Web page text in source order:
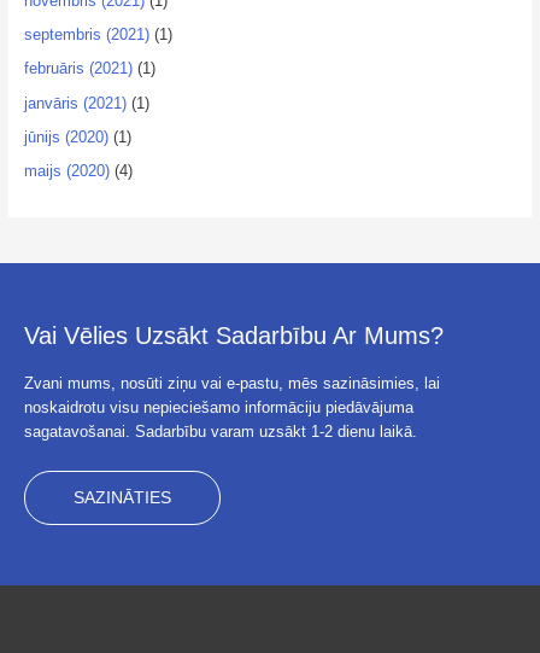
septembris (2021)(1)
februāris (2021)(1)
janvāris (2021)(1)
jūnijs (2020)(1)
maijs (2020)(4)
Vai Vēlies Uzsākt Sadarbību Ar Mums?
Zvani mums, nosūti ziņu vai e-pastu, mēs sazināsimies, lai
noskaidrotu visu nepieciešamo informāciju piedāvājuma
sagatavošanai. Sadarbību varam uzsākt 1-2 dienu laikā.
SAZINĀTIES